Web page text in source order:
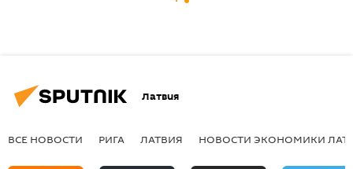
Латвия
ВСЕ НОВОСТИ РИГА ЛАТВИЯ НОВОСТИ ЭКОНОМИКИ